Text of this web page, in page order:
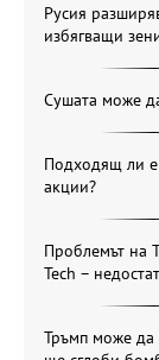
Русия
избягващи
Сушата може
Подходящ ли е
акции?
Проблемът на
Tech –
Тръмп може да